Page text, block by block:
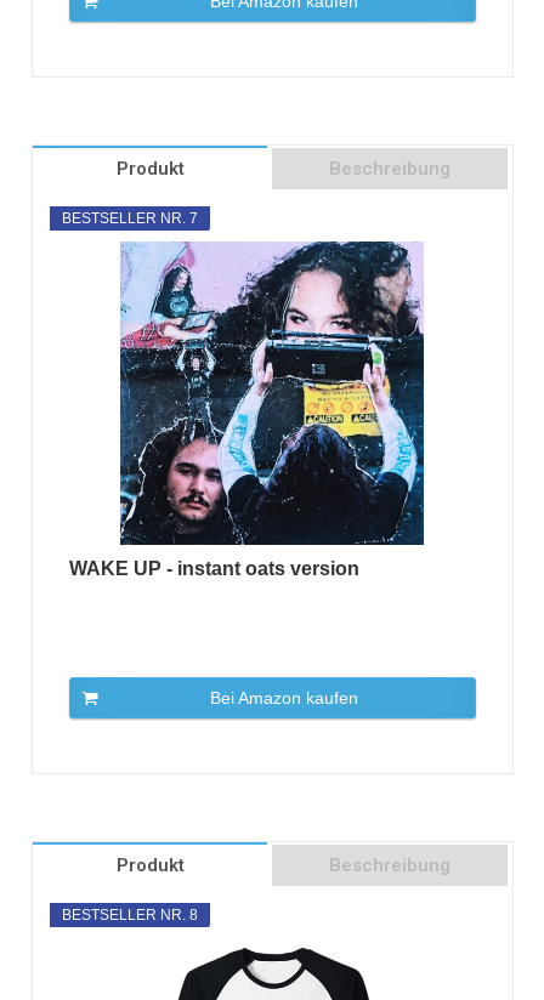
Produkt Beschreibung
BESTSELLER NR. 7
WAKE UP - instant oats version
Bei Amazon kaufen
Produkt Beschreibung
BESTSELLER NR. 8